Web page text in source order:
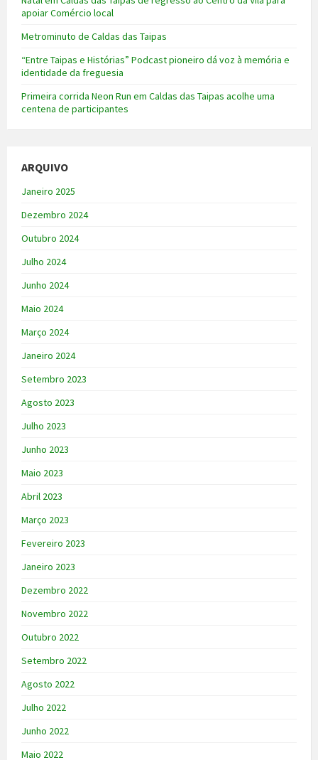
apoiar Comércio local
Metrominuto de Caldas das Taipas
“Entre Taipas e Histórias” Podcast pioneiro dá voz à memória e
identidade da freguesia
Primeira corrida Neon Run em Caldas das Taipas acolhe uma
centena de participantes
ARQUIVO
Janeiro 2025
Dezembro 2024
Outubro 2024
Julho 2024
Junho 2024
Maio 2024
Março 2024
Janeiro 2024
Setembro 2023
Agosto 2023
Julho 2023
Junho 2023
Maio 2023
Abril 2023
Março 2023
Fevereiro 2023
Janeiro 2023
Dezembro 2022
Novembro 2022
Outubro 2022
Setembro 2022
Agosto 2022
Julho 2022
Junho 2022
Maio 2022